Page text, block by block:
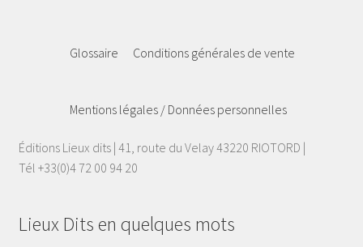
Glossaire Conditions générales de vente
Mentions légales / Données personnelles
Éditions Lieux dits | 41, route du Velay 43220 RIOTORD |
Tél +33(0)4 72 00 94 20
Lieux Dits en quelques mots